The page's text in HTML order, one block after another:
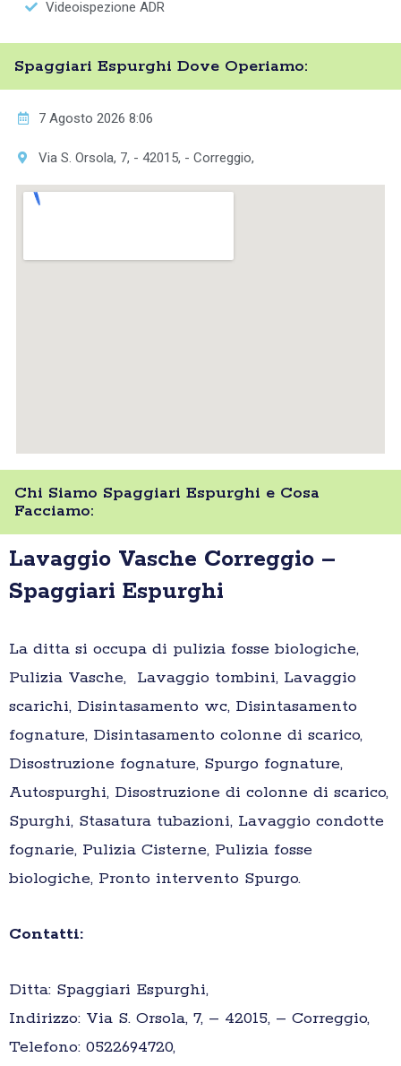
Videoispezione ADR
Spaggiari Espurghi Dove Operiamo:
7 Agosto 2026 8:06
Via S. Orsola, 7, - 42015, - Correggio,
Chi Siamo Spaggiari Espurghi e Cosa
Facciamo:
Lavaggio Vasche Correggio –
Spaggiari Espurghi
La ditta si occupa di pulizia fosse biologiche,
Pulizia Vasche, Lavaggio tombini, Lavaggio
scarichi, Disintasamento wc, Disintasamento
fognature, Disintasamento colonne di scarico,
Disostruzione fognature, Spurgo fognature,
Autospurghi, Disostruzione di colonne di scarico,
Spurghi, Stasatura tubazioni, Lavaggio condotte
fognarie, Pulizia Cisterne, Pulizia fosse
biologiche, Pronto intervento Spurgo.
Contatti:
Ditta: Spaggiari Espurghi,
Indirizzo: Via S. Orsola, 7, – 42015, – Correggio,
Telefono: 0522694720,